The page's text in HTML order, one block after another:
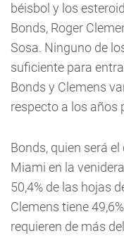
béisbol y los
Bonds, Roger
Sosa. Ninguno de
suficiente para
Bonds y Clemens
respecto a los años
Bonds, quien será
Miami en la
50,4% de las hojas
Clemens tiene
requieren de más